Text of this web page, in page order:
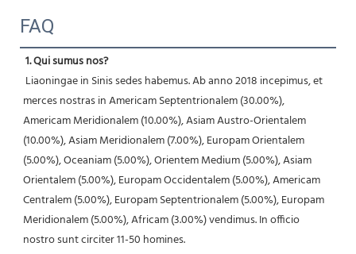
FAQ
1. Qui sumus nos?
merces nostras in Americam Septentrionalem (30.00%),
Americam Meridionalem (10.00%), Asiam Austro-Orientalem
(10.00%), Asiam Meridionalem (7.00%), Europam Orientalem
(5.00%), Oceaniam (5.00%), Orientem Medium (5.00%), Asiam
Orientalem (5.00%), Europam Occidentalem (5.00%), Americam
Centralem (5.00%), Europam Septentrionalem (5.00%), Europam
Meridionalem (5.00%), Africam (3.00%) vendimus. In officio
nostro sunt circiter 11-50 homines.